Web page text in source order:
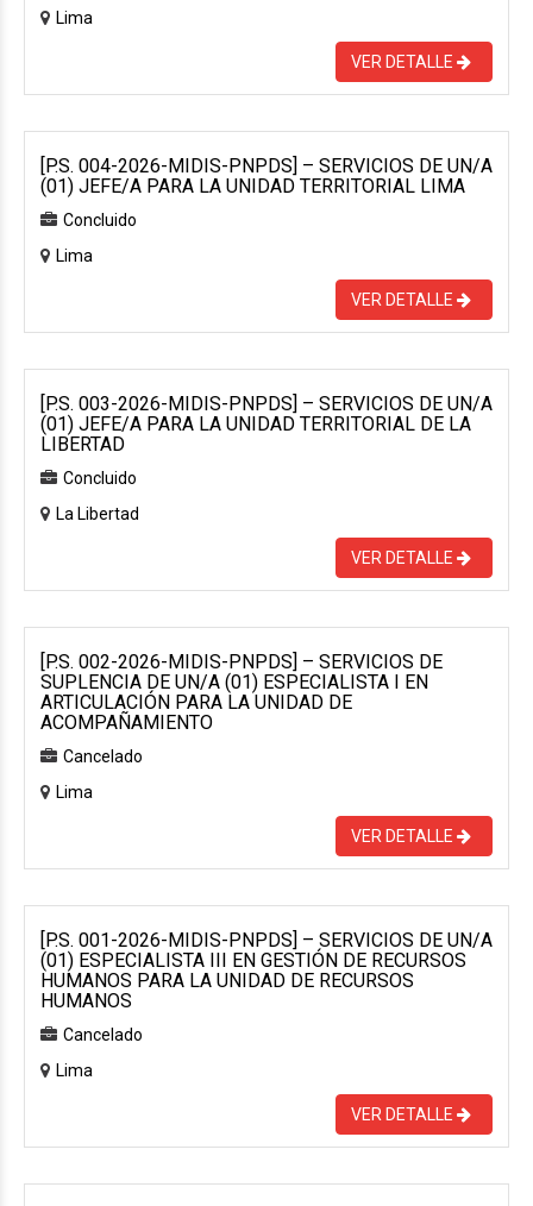
Lima
VER DETALLE
[P.S. 004-2026-MIDIS-PNPDS] – SERVICIOS DE UN/A
(01) JEFE/A PARA LA UNIDAD TERRITORIAL LIMA
Concluido
Lima
VER DETALLE
[P.S. 003-2026-MIDIS-PNPDS] – SERVICIOS DE UN/A
(01) JEFE/A PARA LA UNIDAD TERRITORIAL DE LA
LIBERTAD
Concluido
La Libertad
VER DETALLE
[P.S. 002-2026-MIDIS-PNPDS] – SERVICIOS DE
SUPLENCIA DE UN/A (01) ESPECIALISTA I EN
ARTICULACIÓN PARA LA UNIDAD DE
ACOMPAÑAMIENTO
Cancelado
Lima
VER DETALLE
[P.S. 001-2026-MIDIS-PNPDS] – SERVICIOS DE UN/A
(01) ESPECIALISTA III EN GESTIÓN DE RECURSOS
HUMANOS PARA LA UNIDAD DE RECURSOS
HUMANOS
Cancelado
Lima
VER DETALLE